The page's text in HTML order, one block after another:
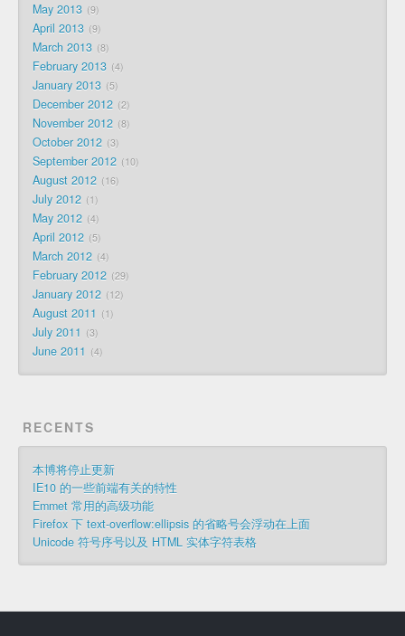
May 2013 9
April 2013 9
March 2013 8
February 2013 4
January 2013 5
December 2012 2
November 2012 8
October 2012 3
September 2012 10
August 2012 16
July 2012 1
May 2012 4
April 2012 5
March 2012 4
February 2012 29
January 2012 12
August 2011 1
July 2011 3
June 2011 4
RECENTS
本博将停止更新
IE10 的一些前端有关的特性
Emmet 常用的高级功能
Firefox 下 text-overflow:ellipsis 的省略号会浮动在上面
Unicode 符号序号以及 HTML 实体字符表格